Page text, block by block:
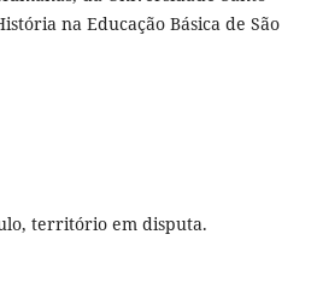
na Educação Básica de São
território em disputa.